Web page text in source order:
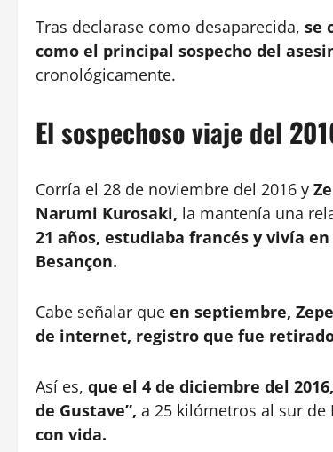
Tras declarase como desaparecida, se
como el principal sospecho del
cronológicamente.
El sospechoso viaje del
Corría el 28 de noviembre del 2016 y
Narumi Kurosaki, la mantenía una
21 años, estudiaba francés y vivía
Besançon.
Cabe señalar que en septiembre,
de internet, registro que fue
Así es, que el 4 de diciembre del
de Gustave”, a 25 kilómetros al sur de
con vida.